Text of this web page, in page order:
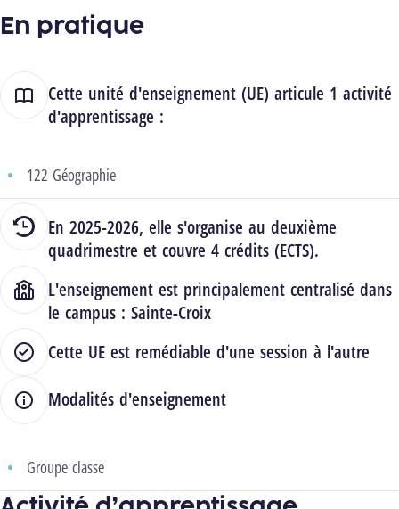
En pratique
Cette unité d'enseignement (UE) articule 1 activité
d'apprentissage :
122 Géographie
En 2025-2026, elle s'organise au deuxième
quadrimestre et couvre 4 crédits (ECTS).
L'enseignement est principalement centralisé dans
le campus : Sainte-Croix
Cette UE est remédiable d'une session à l'autre
Modalités d'enseignement
Groupe classe